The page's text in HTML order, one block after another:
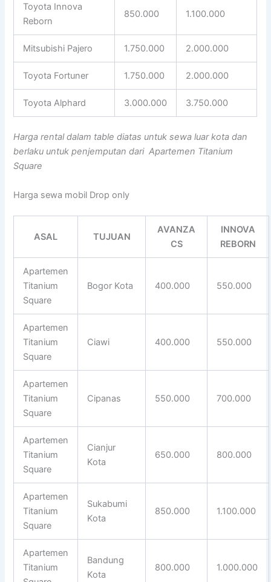
Toyota Innova
Reborn
850.000 1.100.000
Mitsubishi Pajero 1.750.000 2.000.000
Toyota Fortuner 1.750.000 2.000.000
Toyota Alphard 3.000.000 3.750.000
Harga rental dalam table diatas untuk sewa luar kota dan
berlaku untuk penjemputan dari Apartemen Titanium
Square
Harga sewa mobil Drop only
ASAL TUJUAN
AVANZA
CS
INNOVA
REBORN
Apartemen
Titanium
Square
Bogor Kota 400.000 550.000
Apartemen
Titanium
Square
Ciawi 400.000 550.000
Apartemen
Titanium
Square
Cipanas 550.000 700.000
Apartemen
Titanium
Square
Cianjur
Kota
650.000 800.000
Apartemen
Titanium
Square
Sukabumi
Kota
850.000 1.100.000
Apartemen
Titanium
Bandung
Kota
800.000 1.000.000